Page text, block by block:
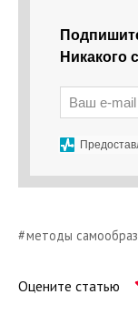
Никакого
методы
Оцените статью